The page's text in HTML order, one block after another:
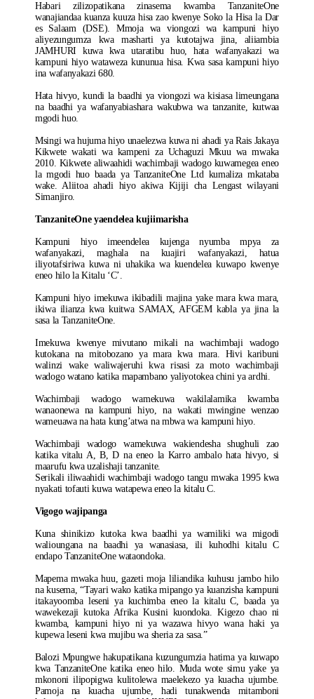
Habari zilizopatikana zinasema kwamba TanzaniteOne
wanajiandaa kuanza kuuza hisa zao kwenye Soko la Hisa la Dar
es Salaam (DSE). Mmoja wa viongozi wa kampuni hiyo
aliyezungumza kwa masharti ya kutotajwa jina, aliiambia
JAMHURI kuwa kwa utaratibu huo, hata wafanyakazi wa
kampuni hiyo wataweza kununua hisa. Kwa sasa kampuni hiyo
ina wafanyakazi 680.
Hata hivyo, kundi la baadhi ya viongozi wa kisiasa limeungana
na baadhi ya wafanyabiashara wakubwa wa tanzanite, kutwaa
mgodi huo.
Msingi wa hujuma hiyo unaelezwa kuwa ni ahadi ya Rais Jakaya
Kikwete wakati wa kampeni za Uchaguzi Mkuu wa mwaka
2010. Kikwete aliwaahidi wachimbaji wadogo kuwamegea eneo
la mgodi huo baada ya TanzaniteOne Ltd kumaliza mkataba
wake. Aliitoa ahadi hiyo akiwa Kijiji cha Lengast wilayani
Simanjiro.
TanzaniteOne yaendelea kujiimarisha
Kampuni hiyo imeendelea kujenga nyumba mpya za
wafanyakazi, maghala na kuajiri wafanyakazi, hatua
iliyotafsiriwa kuwa ni uhakika wa kuendelea kuwapo kwenye
eneo hilo la Kitalu ‘C’.
Kampuni hiyo imekuwa ikibadili majina yake mara kwa mara,
ikiwa ilianza kwa kuitwa SAMAX, AFGEM kabla ya jina la
sasa la TanzaniteOne.
Imekuwa kwenye mivutano mikali na wachimbaji wadogo
kutokana na mitobozano ya mara kwa mara. Hivi karibuni
walinzi wake waliwajeruhi kwa risasi za moto wachimbaji
wadogo watano katika mapambano yaliyotokea chini ya ardhi.
Wachimbaji wadogo wamekuwa wakilalamika kwamba
wanaonewa na kampuni hiyo, na wakati mwingine wenzao
wameuawa na hata kung’atwa na mbwa wa kampuni hiyo.
Wachimbaji wadogo wamekuwa wakiendesha shughuli zao
katika vitalu A, B, D na eneo la Karro ambalo hata hivyo, si
maarufu kwa uzalishaji tanzanite.
Serikali iliwaahidi wachimbaji wadogo tangu mwaka 1995 kwa
nyakati tofauti kuwa watapewa eneo la kitalu C.
Vigogo wajipanga
Kuna shinikizo kutoka kwa baadhi ya wamiliki wa migodi
walioungana na baadhi ya wanasiasa, ili kuhodhi kitalu C
endapo TanzaniteOne wataondoka.
Mapema mwaka huu, gazeti moja liliandika kuhusu jambo hilo
na kusema, “Tayari wako katika mipango ya kuanzisha kampuni
itakayoomba leseni ya kuchimba eneo la kitalu C, baada ya
wawekezaji kutoka Afrika Kusini kuondoka. Kigezo chao ni
kwamba, kampuni hiyo ni ya wazawa hivyo wana haki ya
kupewa leseni kwa mujibu wa sheria za sasa.”
Balozi Mpungwe hakupatikana kuzungumzia hatima ya kuwapo
kwa TanzaniteOne katika eneo hilo. Muda wote simu yake ya
mkononi ilipopigwa kulitolewa maelekezo ya kuacha ujumbe.
Pamoja na kuacha ujumbe, hadi tunakwenda mitamboni